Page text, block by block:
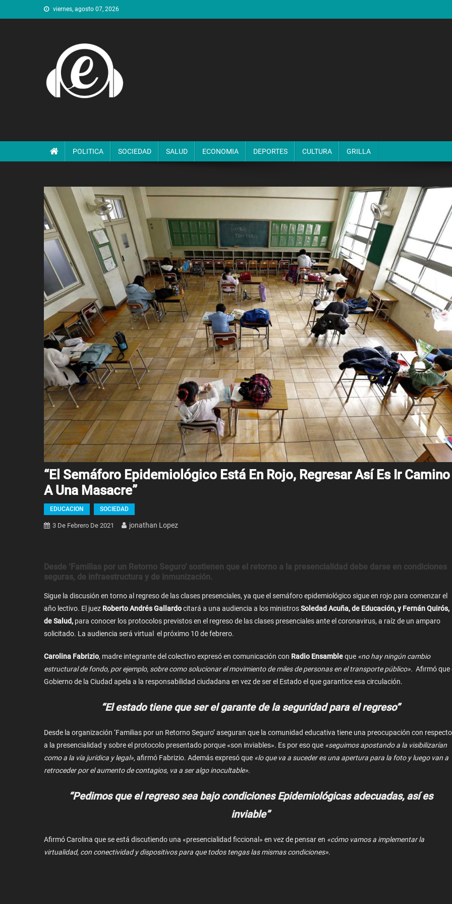
al
viernes, agosto 07, 2026
POLITICA SOCIEDAD SALUD ECONOMIA DEPORTES CULTURA GRILLA
“El Semáforo Epidemiológico Está En Rojo, Regresar Así Es Ir Camino
A Una Masacre”
EDUCACION SOCIEDAD
3 De Febrero De 2021 Jonathan Lopez
Desde ‘ Familias por un Retorno Seguro’ sostienen que el retorno a la presencialidad debe darse en condiciones
seguras, de infraestructura y de inmunización.
Sigue la discusión en torno al regreso de las clases presenciales, ya que el semáforo epidemiológico sigue en rojo para comenzar el
año lectivo. El juez Roberto Andrés Gallardocitará a una audiencia a los ministrosSoledad Acuña, de Educación, y Fernán Quirós,
de Salud, para conocer los protocolos previstos en el regreso de las clases presenciales ante el coronavirus, a raíz de un amparo
solicitado. La audiencia será virtual el próximo 10 de febrero.
Carolina Fabrizio, madre integrante del colectivo expresó en comunicación con Radio Ensambleque «no hay ningún cambio
estructural de fondo, por ejemplo, sobre como solucionar el movimiento de miles de personas en el transporte público». Afirmó que
Gobierno de la Ciudad apela a la responsabilidad ciudadana en vez de ser el Estado el que garantice esa circulación.
“El estado tiene que ser el garante de la seguridad para el regreso”
Desde la organización ‘Familias por un Retorno Seguro’ aseguran que la comunidad educativa tiene una preocupación con respecto
a la presencialidad y sobre el protocolo presentado porque «son inviables». Es por eso que «seguimos apostando a la visibilizarían
como a la vía jurídica y legal»,afirmó Fabrizio. Además expresó que «lo que va a suceder es una apertura para la foto y luego van a
retroceder por el aumento de contagios, va a ser algo inocultable».
“Pedimos que el regreso sea bajo condiciones Epidemiológicas adecuadas, así es
inviable”
Afirmó Carolina que se está discutiendo una «presencialidad ficcional» en vez de pensar en «cómo vamos a implementar la
virtualidad, con conectividad y dispositivos para que todos tengas las mismas condiciones».